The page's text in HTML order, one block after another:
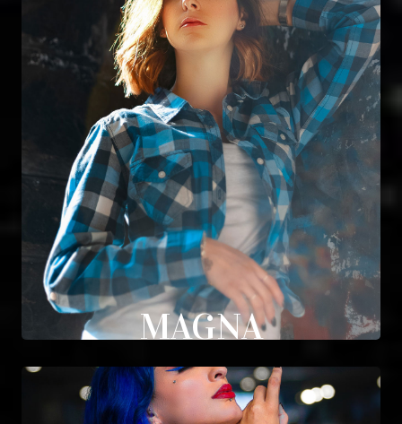
MAGNA